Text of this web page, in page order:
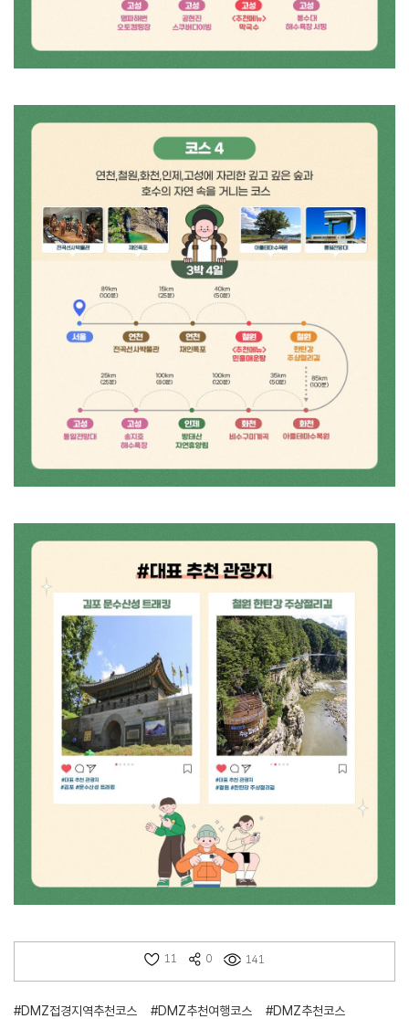
11 0 141
#DMZ접경지역추천코스 #DMZ추천여행코스 #DMZ추천코스